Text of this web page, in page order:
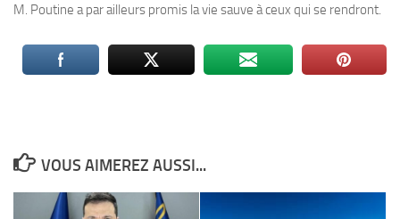
M. Poutine a par ailleurs promis la vie sauve à ceux qui se rendront.
VOUS AIMEREZ AUSSI...